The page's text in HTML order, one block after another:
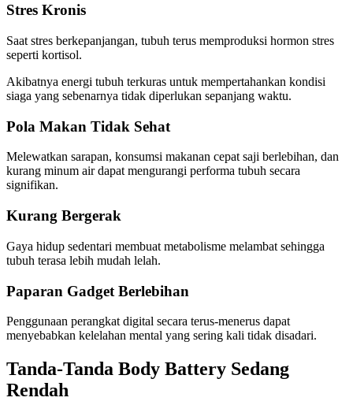
Stres Kronis
Saat stres berkepanjangan, tubuh terus memproduksi hormon stres
seperti kortisol.
Akibatnya energi tubuh terkuras untuk mempertahankan kondisi
siaga yang sebenarnya tidak diperlukan sepanjang waktu.
Pola Makan Tidak Sehat
Melewatkan sarapan, konsumsi makanan cepat saji berlebihan, dan
kurang minum air dapat mengurangi performa tubuh secara
signifikan.
Kurang Bergerak
Gaya hidup sedentari membuat metabolisme melambat sehingga
tubuh terasa lebih mudah lelah.
Paparan Gadget Berlebihan
Penggunaan perangkat digital secara terus-menerus dapat
menyebabkan kelelahan mental yang sering kali tidak disadari.
Tanda-Tanda Body Battery Sedang
Rendah